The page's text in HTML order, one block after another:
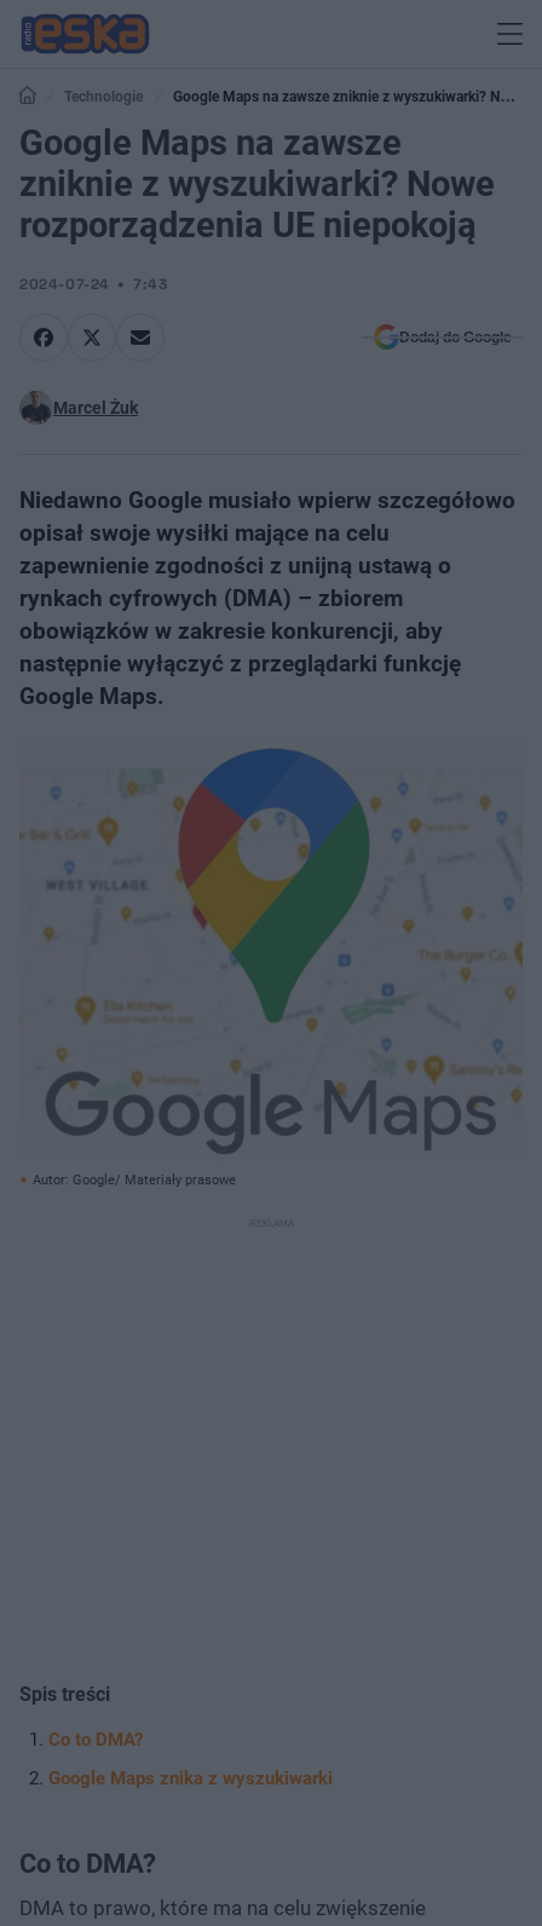
Technologie
Google Maps na zawsze zniknie z wyszukiwarki? Nowe
rozporządzenia UE niepokoją
Google Maps na zawsze
zniknie z wyszukiwarki? Nowe
rozporządzenia UE niepokoją
2024-07-24 7:43
Dodaj do Google
Marcel Żuk
Niedawno Google musiało wpierw szczegółowo
opisał swoje wysiłki mające na celu
zapewnienie zgodności z unijną ustawą o
rynkach cyfrowych (DMA) – zbiorem
obowiązków w zakresie konkurencji, aby
następnie wyłączyć z przeglądarki funkcję
Google Maps.
Autor: Google/ Materiały prasowe
Spis treści
Co to DMA?
Google Maps znika z wyszukiwarki
Co to DMA?
DMA to prawo, które ma na celu zwiększenie